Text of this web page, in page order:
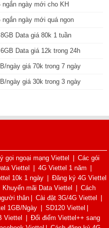
ngày mới cho KH
ngày mới quá ngon
Data giá 80k 1 tuần
Data giá 12k trong 24h
ngày giá 70k trong 7 ngày
ngày giá 30k trong 3 ngày
gọi ngoại mạng Viettel
Các gói
Viettel 4G Viettel 1 năm
10k 1 ngày
Đăng ký 4G Viettel
Khuyến mãi Data Viettel
Cách
thân Cài đặt 3G/4G Viettel
1GB/Ngày SD120 Viettel
Viettel
Đổi điểm Viettel++ sang